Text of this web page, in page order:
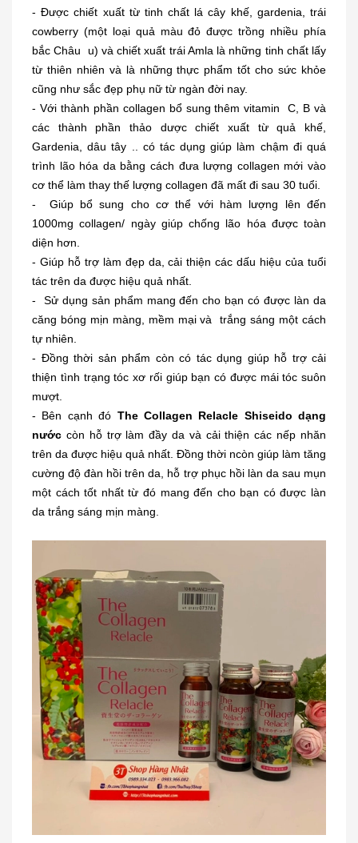
- Được chiết xuất từ tinh chất lá cây khế, gardenia, trái
cowberry (một loại quả màu đỏ được trồng nhiều phía
bắc Châu u) và chiết xuất trái Amla là những tinh chất lấy
từ thiên nhiên và là những thực phẩm tốt cho sức khỏe
cũng như sắc đẹp phụ nữ từ ngàn đời nay.
- Với thành phần collagen bổ sung thêm vitamin C, B và
các thành phần thảo dược chiết xuất từ quả khế,
Gardenia, dâu tây .. có tác dụng giúp làm chậm đi quá
trình lão hóa da bằng cách đưa lượng collagen mới vào
cơ thể làm thay thế lượng collagen đã mất đi sau 30 tuổi.
- Giúp bổ sung cho cơ thể với hàm lượng lên đến
1000mg collagen/ ngày giúp chống lão hóa được toàn
diện hơn.
- Giúp hỗ trợ làm đẹp da, cải thiện các dấu hiệu của tuổi
tác trên da được hiệu quả nhất.
- Sử dụng sản phẩm mang đến cho bạn có được làn da
căng bóng mịn màng, mềm mại và trắng sáng một cách
tự nhiên.
- Đồng thời sản phẩm còn có tác dụng giúp hỗ trợ cải
thiện tình trạng tóc xơ rối giúp bạn có được mái tóc suôn
mượt.
- Bên cạnh đó The Collagen Relacle Shiseido dạng
nước còn hỗ trợ làm đầy da và cải thiện các nếp nhăn
trên da được hiệu quả nhất. Đồng thời ncòn giúp làm tăng
cường độ đàn hồi trên da, hỗ trợ phục hồi làn da sau mụn
một cách tốt nhất từ đó mang đến cho bạn có được làn
da trắng sáng mịn màng.